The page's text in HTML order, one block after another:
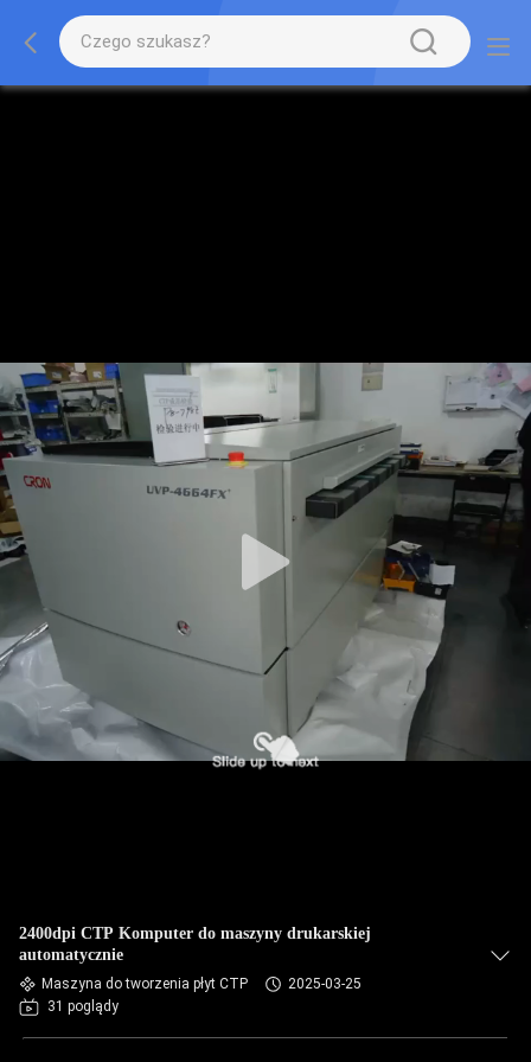
2400dpi CTP Komputer do maszyny drukarskiej
automatycznie
Maszyna do tworzenia płyt CTP
2025-03-25
31 poglądy